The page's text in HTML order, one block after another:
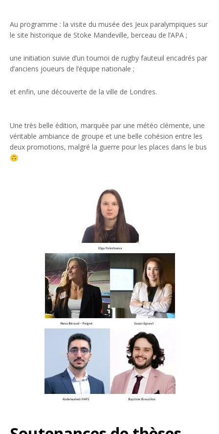
Au programme : la visite du musée des Jeux paralympiques sur
le site historique de Stoke Mandeville, berceau de l’APA ;
une initiation suivie d’un tournoi de rugby fauteuil encadrés par
d’anciens joueurs de l’équipe nationale ;
et enfin, une découverte de la ville de Londres.
Une très belle édition, marquée par une météo clémente, une
véritable ambiance de groupe et une belle cohésion entre les
deux promotions, malgré la guerre pour les places dans le bus
🙃